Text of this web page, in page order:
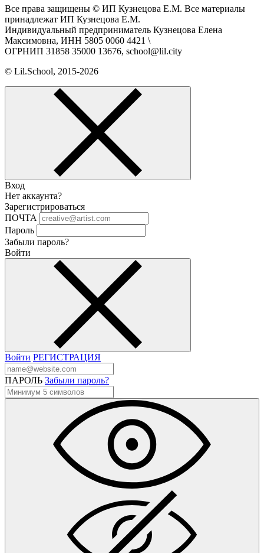
Все права защищены © ИП Кузнецова Е.М. Все материалы
принадлежат ИП Кузнецова Е.М.
Индивидуальный предприниматель Кузнецова Елена
Максимовна, ИНН 5805 0060 4421 \
ОГРНИП 31858 35000 13676, school@lil.city
© Lil.School, 2015‐2026
Вход
Нет аккаунта?
Зарегистрироваться
ПОЧТА
Пароль
Забыли пароль?
Войти
Войти РЕГИСТРАЦИЯ
ПАРОЛЬ Забыли пароль?